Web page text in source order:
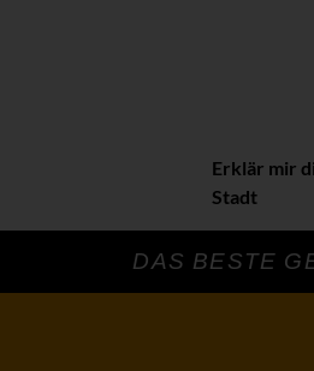
Erklär mir
Stadt
DAS BESTE